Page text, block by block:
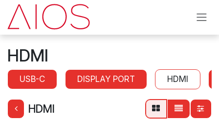
Overslaan naar inhoud
HDMI
USB-C DISPLAY PORT HDMI
HDMI